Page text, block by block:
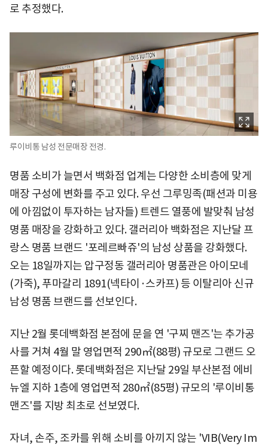
로 추정했다.
루이비통 남성 전문매장 전경.
명품 소비가 늘면서 백화점 업계는 다양한 소비층에 맞게
매장 구성에 변화를 주고 있다. 우선 그루밍족(패션과 미용
에 아낌없이 투자하는 남자들) 트렌드 열풍에 발맞춰 남성
명품 매장을 강화하고 있다. 갤러리아 백화점은 지난달 프
랑스 명품 브랜드 '포레르빠쥬'의 남성 상품을 강화했다.
오는 18일까지는 압구정동 갤러리아 명품관은 아이모네
(가죽), 푸마갈리 1891(넥타이·스카프) 등 이탈리아 신규
남성 명품 브랜드를 선보인다.
지난 2월 롯데백화점 본점에 문을 연 '구찌 맨즈'는 추가공
사를 거쳐 4월 말 영업면적 290㎡(88평) 규모로 그랜드 오
픈할 예정이다. 롯데백화점은 지난달 29일 부산본점 에비
뉴엘 지하 1층에 영업면적 280㎡(85평) 규모의 '루이비통
맨즈'를 지방 최초로 선보였다.
자녀, 손주, 조카를 위해 소비를 아끼지 않는 'VIB(Very Im